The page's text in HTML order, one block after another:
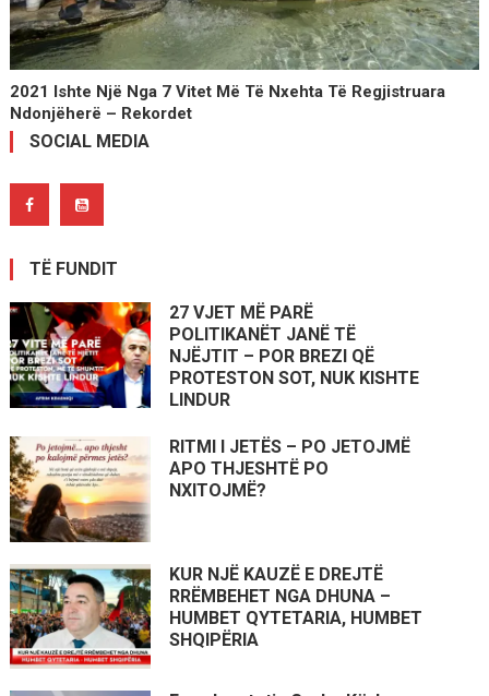
2021 Ishte Një Nga 7 Vitet Më Të Nxehta Të Regjistruara
Ndonjëherë – Rekordet
SOCIAL MEDIA
TË FUNDIT
27 VJET MË PARË
POLITIKANËT JANË TË
NJËJTIT – POR BREZI QË
PROTESTON SOT, NUK KISHTE
LINDUR
RITMI I JETËS – PO JETOJMË
APO THJESHTË PO
NXITOJMË?
KUR NJË KAUZË E DREJTË
RRËMBEHET NGA DHUNA –
HUMBET QYTETARIA, HUMBET
SHQIPËRIA